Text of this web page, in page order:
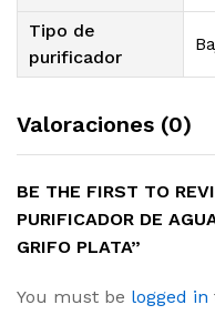
Tipo de
purificador
Valoraciones (0)
BE THE FIRST TO
PURIFICADOR DE
GRIFO PLATA”
You must be logged in